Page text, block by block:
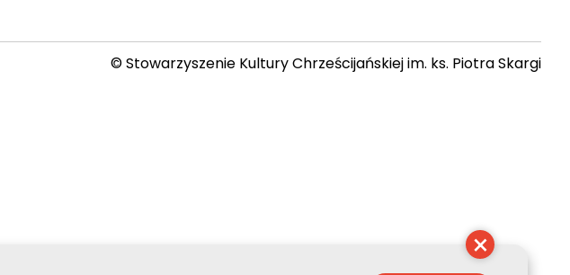
© Stowarzyszenie Kultury Chrześcijańskiej im. ks. Piotra Skargi
×